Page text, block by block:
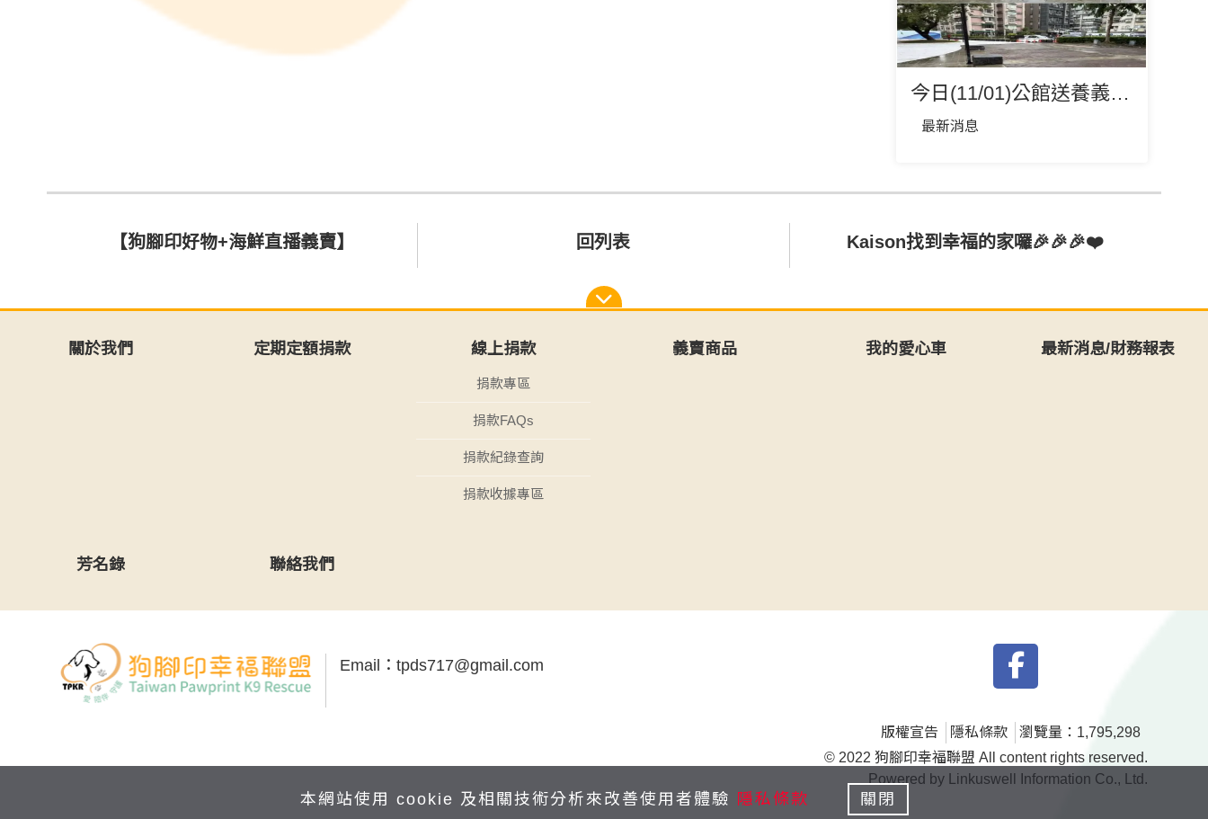
今日(11/01)公館送養義賣會，因雨停辦乙次，造成不便敬請見諒！
最新消息
【狗腳印好物+海鮮直播義賣】 回列表 Kaison找到幸福的家囉🎉🎉🎉❤️
關於我們 定期定額捐款 線上捐款
捐款專區
捐款FAQs
捐款紀錄查詢
捐款收據專區
義賣商品 我的愛心車 最新消息/財務報表
芳名錄 聯絡我們
Email： tpds717@gmail.com
版權宣告 隱私條款
瀏覽量：1,795,298
© 2022 狗腳印幸福聯盟 All content rights reserved.
Powered by Linkuswell Information Co., Ltd.
本網站使用 cookie 及相關技術分析來改善使用者體驗 隱私條款 關閉